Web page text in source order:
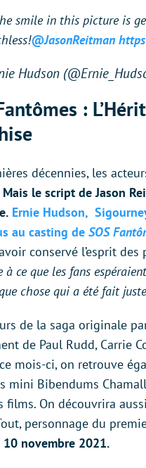
smile in this picture is
@JasonReitman
Hudson
:
décennies, les
Mais le script de Jason
Ernie Hudson,
au casting de SOS
conservé l’esprit
à ce que les fans
chose qui a été fait
de la saga originale
de Paul Rudd, Carrie
mois-ci, on retrouve
mini Bibendums
films. On découvrira aussi
personnage du
10 novembre 2021.